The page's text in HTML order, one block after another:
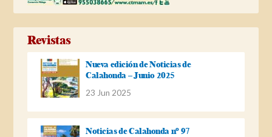
Revistas
Nueva edición de Noticias de
Calahonda – Junio 2025
23 Jun 2025
Noticias de Calahonda nº 97